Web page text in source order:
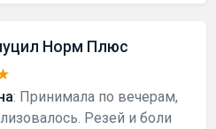
Норм Плюс
: Принимала по вечерам,
Резей и боли